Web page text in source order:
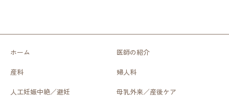
ホーム 医師の紹介
産科 婦人科
人工妊娠中絶／避妊 母乳外来／産後ケア